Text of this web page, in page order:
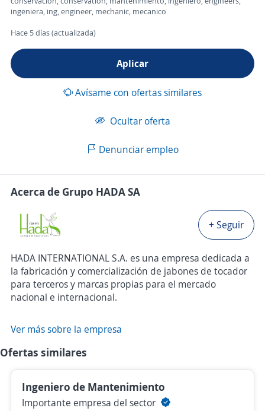
ingeniera, ing, engineer, mechanic, mecanico
Hace 5 días (actualizada)
Aplicar
Avísame con ofertas similares
Ocultar oferta
Denunciar empleo
Acerca de Grupo HADA SA
+ Seguir
HADA INTERNATIONAL S.A. es una empresa dedicada a
la fabricación y comercialización de jabones de tocador
para terceros y marcas propias para el mercado
nacional e internacional.
Ver más sobre la empresa
Ofertas similares
Ingeniero de Mantenimiento
Importante empresa del sector